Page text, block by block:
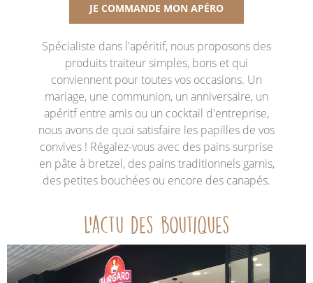
JE COMMANDE MON APÉRO
Spécialiste dans l'apéritif, nous proposons des
produits traiteur simples, bons et qui
conviennent pour toutes vos occasions. Un
mariage, une communion, un anniversaire, un
apéritf entre amis ou un cocktail d'entreprise,
nous avons de quoi satisfaire les papilles de vos
convives ! Régalez-vous avec des pains surprise
en pâte à bretzel, des pains traditionnels garnis,
des petites bouchées ou encore des canapés.
L’actu des boutiques